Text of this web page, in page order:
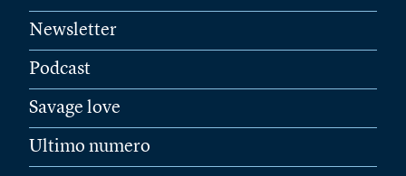
Newsletter
Podcast
Savage love
Ultimo numero